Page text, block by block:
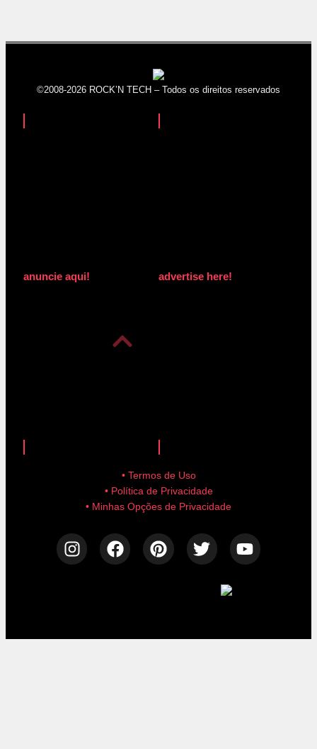
©2008-2026 ROCK’N TECH – Todos os direitos reservados
anuncie aqui! advertise here!
• Termos de Uso
• Política de Privacidade
• Minhas Opções de Privacidade